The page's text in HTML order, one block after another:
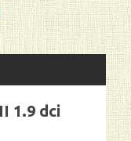
1.9 dci